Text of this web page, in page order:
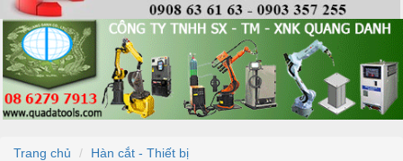
Trang chủ
Hàn cắt - Thiết bị